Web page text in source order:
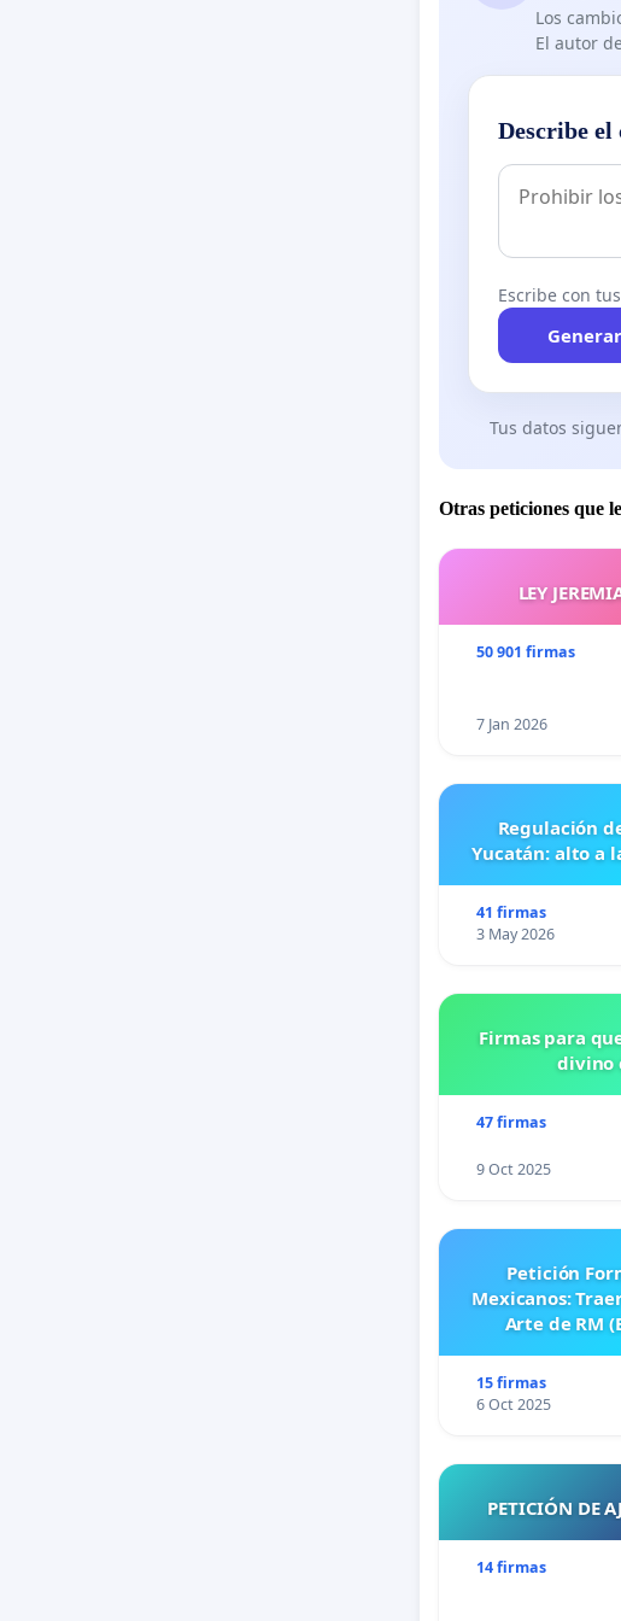
Los
El autor
Describe el
Escribe con
Tus datos
Otras peticiones que
LEY
50 901 firmas
7 Jan 2026
Regulación
Yucatán: alto a
41 firmas
3 May 2026
Firmas para
divino
47 firmas
9 Oct 2025
Petición
Mexicanos:
Arte de RM
15 firmas
6 Oct 2025
PETICIÓN DE
14 firmas